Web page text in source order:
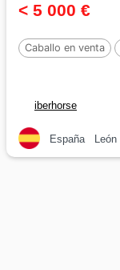
< 5 000 €
Caballo en venta
iberhorse
España León